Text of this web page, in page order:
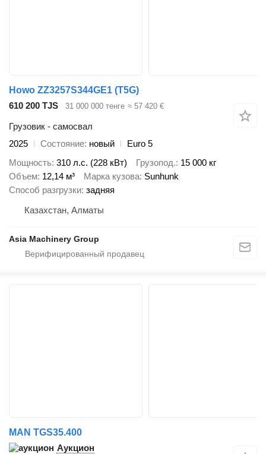
Howo ZZ3257S344GE1 (T5G)
610 200 TJS
31 000 000 тенге ≈ 57 420 €
Грузовик - самосвал
2025
Состояние новый
Euro 5
Мощность 310 л.с. (228 кВт) Грузопод. 15 000 кг
Объем 12,14 м³ Марка кузова Sunhunk
Способ разгрузки задняя
Казахстан, Алматы
Asia Machinery Group
MAN TGS35.400
Аукцион